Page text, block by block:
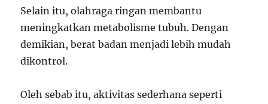
Selain itu, olahraga ringan membantu
meningkatkan metabolisme tubuh. Dengan
demikian, berat badan menjadi lebih mudah
dikontrol.
Oleh sebab itu, aktivitas sederhana seperti